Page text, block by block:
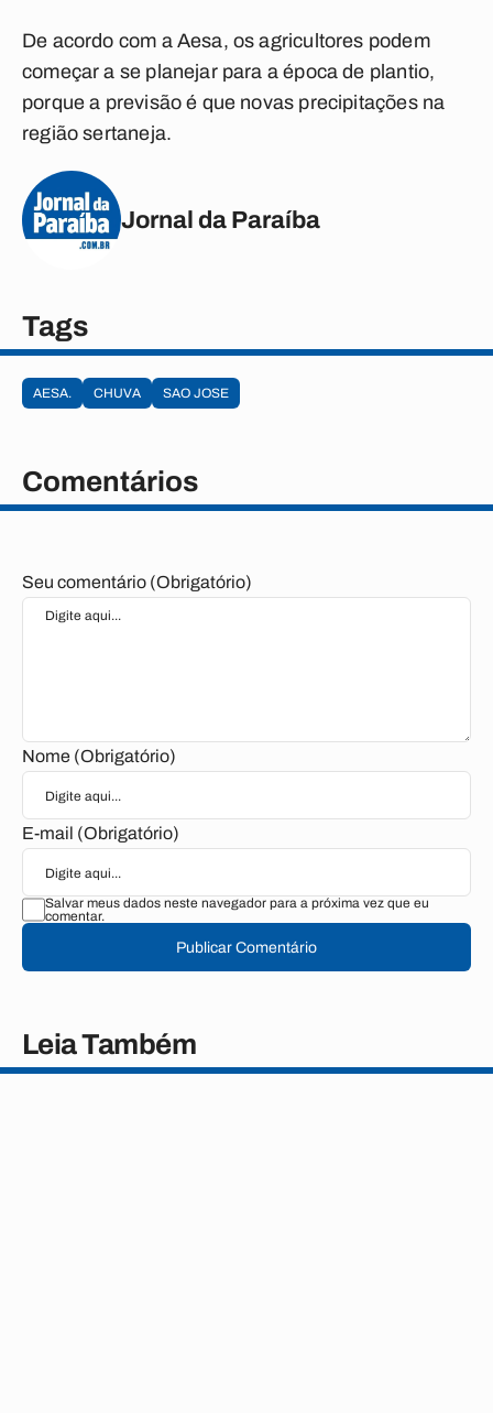
De acordo com a Aesa, os agricultores podem
começar a se planejar para a época de plantio,
porque a previsão é que novas precipitações na
região sertaneja.
Jornal da Paraíba
Tags
AESA. CHUVA SAO JOSE
Comentários
Seu comentário (Obrigatório)
Nome (Obrigatório)
E-mail (Obrigatório)
Salvar meus dados neste navegador para a próxima vez que eu
comentar.
Publicar Comentário
Leia Também